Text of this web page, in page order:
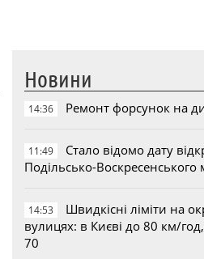
Новини
14:36 Ремонт форсунок на
11:49
Стало відомо дату
Подільсько-Воскресенського
14:53
Швидкісні ліміти на
вулицях: в Києві до 80 км/
70